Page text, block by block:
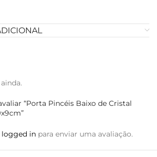
“Porta Pincéis Baixo de Cristal
logged in para enviar uma avaliação.